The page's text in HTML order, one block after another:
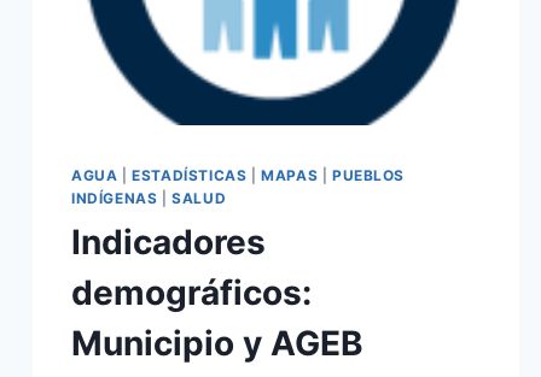
AGUA |ESTADÍSTICAS |MAPAS
PUEBLOS
INDÍGENAS |SALUD
Indicadores
demográficos:
Municipio y AGEB